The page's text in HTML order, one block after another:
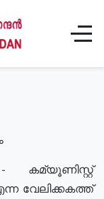
- കമ്യൂണിസ്റ്റ്
വേലിക്കകത്ത്